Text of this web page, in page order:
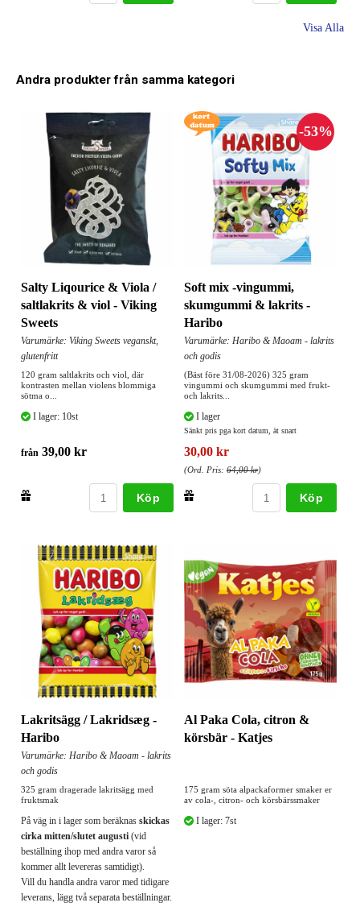
Visa Alla
Andra produkter från samma kategori
Salty Liqourice & Viola /
saltlakrits & viol - Viking
Sweets
Varumärke: Viking Sweets veganskt,
glutenfritt
120 gram saltlakrits och viol, där
kontrasten mellan violens blommiga
sötma o...
I lager: 10st
från 39,00 kr
Köp
Soft mix -vingummi,
skumgummi & lakrits -
Haribo
Varumärke: Haribo & Maoam - lakrits
och godis
(Bäst före 31/08-2026) 325 gram
vingummi och skumgummi med frukt-
och lakrits...
I lager
Sänkt pris pga kort datum, ät snart
30,00 kr
(Ord. Pris: 64,00 kr)
Köp
Lakritsägg / Lakridsæg -
Haribo
Varumärke: Haribo & Maoam - lakrits
och godis
325 gram dragerade lakritsägg med
fruktsmak
På väg in i lager som beräknas skickas
cirka mitten/slutet augusti (vid
beställning ihop med andra varor så
kommer allt levereras samtidigt).
Vill du handla andra varor med tidigare
leverans, lägg två separata beställningar.
Al Paka Cola, citron &
körsbär - Katjes
175 gram söta alpackaformer smaker er
av cola-, citron- och körsbärssmaker
I lager: 7st